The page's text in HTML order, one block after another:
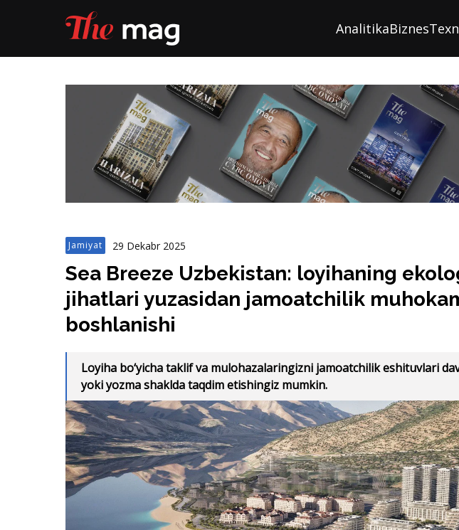
AnalitikaBiznes
29 Dekabr 2025
Sea Breeze Uzbekistan: loyihaning
jihatlari yuzasidan jamoatchilik
boshlanishi
Loyiha bo‘yicha taklif va mulohazalaringizni jamoatchilik eshituvlari
yoki yozma shaklda taqdim etishingiz mumkin.